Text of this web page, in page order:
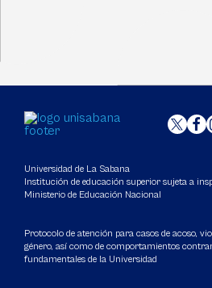
Universidad de La Sabana
Institución de educación superior sujeta a
Ministerio de Educación Nacional
Protocolo de atención para casos de acoso,
género, así como de comportamientos
fundamentales de la Universidad